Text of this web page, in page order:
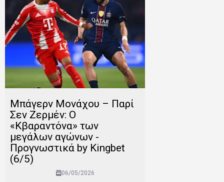
Μπάγερν Μονάχου – Παρί
Σεν Ζερμέν: Ο
«Κβαραντόνα» των
μεγάλων αγώνων -
Προγνωστικά by Kingbet
(6/5)
06/05/2026